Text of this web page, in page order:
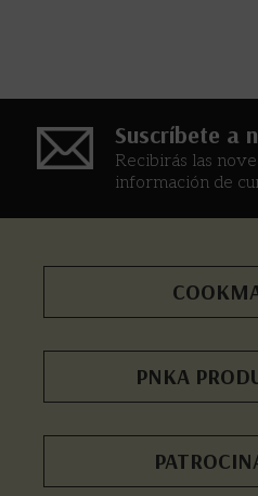
Suscríbete a
Recibirás las
información de
PNKA